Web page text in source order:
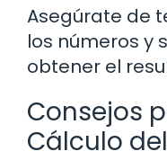
Asegúrate de
los números y
obtener el
Consejos
Cálculo